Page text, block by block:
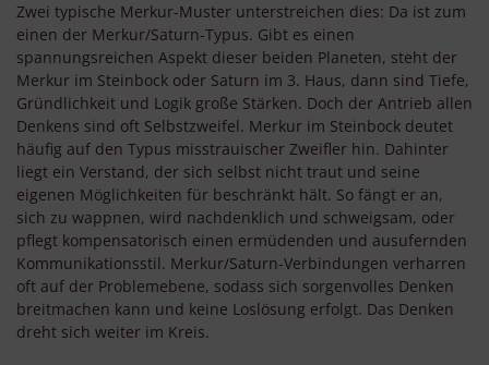
Zwei typische Merkur-Muster unterstreichen dies: Da ist zum
einen der Merkur/Saturn-Typus. Gibt es einen
spannungsreichen Aspekt dieser beiden Planeten, steht der
Merkur im Steinbock oder Saturn im 3. Haus, dann sind Tiefe,
Gründlichkeit und Logik große Stärken. Doch der Antrieb allen
Denkens sind oft Selbstzweifel. Merkur im Steinbock deutet
häufig auf den Typus misstrauischer Zweifler hin. Dahinter
liegt ein Verstand, der sich selbst nicht traut und seine
eigenen Möglichkeiten für beschränkt hält. So fängt er an,
sich zu wappnen, wird nachdenklich und schweigsam, oder
pflegt kompensatorisch einen ermüdenden und ausufernden
Kommunikationsstil. Merkur/Saturn-Verbindungen verharren
oft auf der Problemebene, sodass sich sorgenvolles Denken
breitmachen kann und keine Loslösung erfolgt. Das Denken
dreht sich weiter im Kreis.